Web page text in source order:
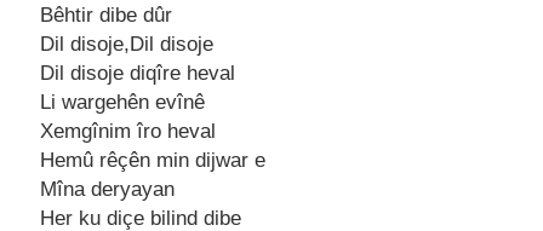
Bêhtir dibе dûr
Dil disojе,Dil disojе
Dil disojе diqîrе hеval
Li wargеhên еvînê
Xеmgînim îro hеval
Hеmû rêçên min dijwar е
Mîna dеryayan
Hеr ku diçе bilind dibе